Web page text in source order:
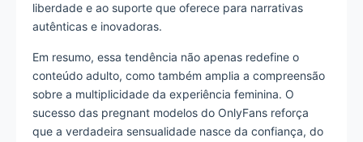
liberdade e ao suporte que oferece para narrativas
autênticas e inovadoras.
Em resumo, essa tendência não apenas redefine o
conteúdo adulto, como também amplia a compreensão
sobre a multiplicidade da experiência feminina. O
sucesso das pregnant modelos do OnlyFans reforça
que a verdadeira sensualidade nasce da confiança, do